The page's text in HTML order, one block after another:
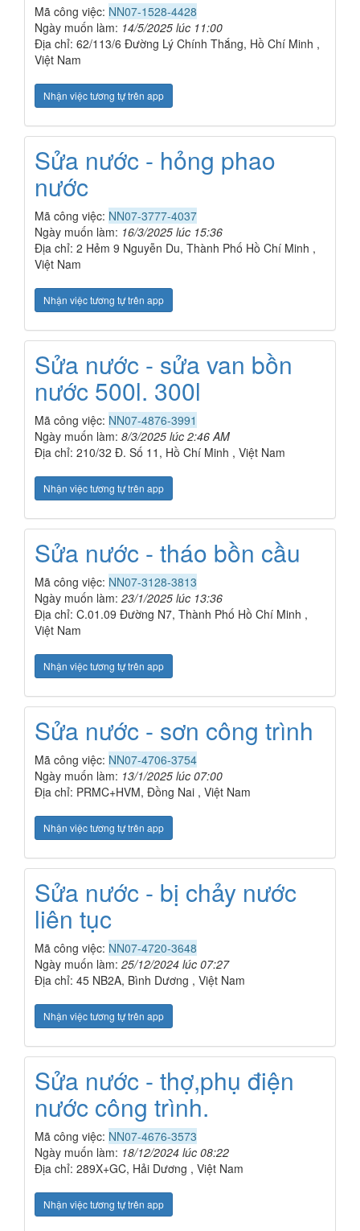
Mã công việc: NN07-1528-4428
Ngày muốn làm: 14/5/2025 lúc 11:00
Địa chỉ: 62/113/6 Đường Lý Chính Thắng, Hồ Chí Minh ,
Việt Nam
Nhận việc tương tự trên app
Sửa nước - hỏng phao
nước
Mã công việc: NN07-3777-4037
Ngày muốn làm: 16/3/2025 lúc 15:36
Địa chỉ: 2 Hẻm 9 Nguyễn Du, Thành Phố Hồ Chí Minh ,
Việt Nam
Nhận việc tương tự trên app
Sửa nước - sửa van bồn
nước 500l. 300l
Mã công việc: NN07-4876-3991
Ngày muốn làm: 8/3/2025 lúc 2:46 AM
Địa chỉ: 210/32 Đ. Số 11, Hồ Chí Minh , Việt Nam
Nhận việc tương tự trên app
Sửa nước - tháo bồn cầu
Mã công việc: NN07-3128-3813
Ngày muốn làm: 23/1/2025 lúc 13:36
Địa chỉ: C.01.09 Đường N7, Thành Phố Hồ Chí Minh ,
Việt Nam
Nhận việc tương tự trên app
Sửa nước - sơn công trình
Mã công việc: NN07-4706-3754
Ngày muốn làm: 13/1/2025 lúc 07:00
Địa chỉ: PRMC+HVM, Đồng Nai , Việt Nam
Nhận việc tương tự trên app
Sửa nước - bị chảy nước
liên tục
Mã công việc: NN07-4720-3648
Ngày muốn làm: 25/12/2024 lúc 07:27
Địa chỉ: 45 NB2A, Bình Dương , Việt Nam
Nhận việc tương tự trên app
Sửa nước - thợ,phụ điện
nước công trình.
Mã công việc: NN07-4676-3573
Ngày muốn làm: 18/12/2024 lúc 08:22
Địa chỉ: 289X+GC, Hải Dương , Việt Nam
Nhận việc tương tự trên app